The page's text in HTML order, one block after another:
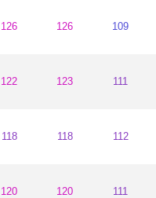
126 126 109
122 123 111
118 118 112
120 120 111